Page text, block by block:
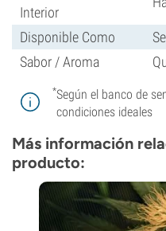
Interior
Disponible Como
Sabor / Aroma
*Según el banco de
condiciones ideales
Más información
producto: